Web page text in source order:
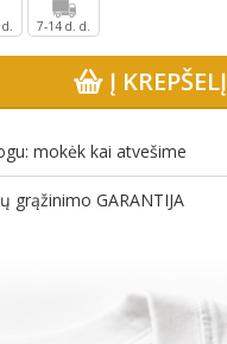
7-14 d. d.
Į KREPŠELĮ
mokėk kai atvešime
grąžinimo GARANTIJA